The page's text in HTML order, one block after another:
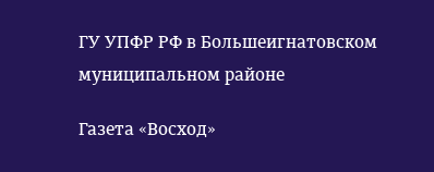
ГУ УПФР РФ в Большеигнатовском
муниципальном районе
Газета «Восход»